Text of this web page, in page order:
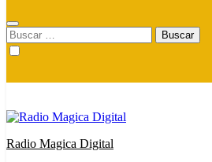
Buscar:
Radio Magica Digital